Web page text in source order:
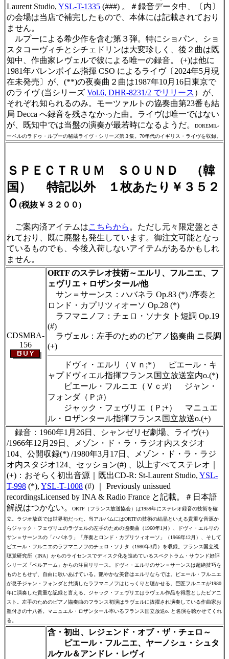
Laurent Studio, YSL-T-1335 (###) 。＃録音データ中、〔内〕
の会場は当店で補完したもので、本体には記載されており
ません。
ルプーによる希少作を含む第３弾。特にショパン、ショ
スタコーヴィチとシチェドリンは大変珍しく、後２曲は既
知中、作曲家レヴェルで彼による唯一の録音。 (+)は他に
1981年バレンボイム指揮 CSO によるライヴ〔2024年5月現
在未発売〕が、(**)の夜奏曲２曲は1987年10月16日東京で
のライヴ (当シリーズ Vol.6, DHR-8231/2 でリリース ）が、
それぞれ知られるのみ。モーツァルトの協奏曲第23番も結
局 Decca へ録音を残さなかった曲。ライヴは唯一ではない
が、既知中では当盤の演奏が最若時になるようだ。
DOREMIレ
ーベルのラドゥ・ルプーの秘蔵ライヴ・シリーズ第３集。70年代のイギリス・ライヴを収録。
ＳＰＥＣＴＲＵＭ ＳＯＵＮＤ （韓
国）
特記以外
１枚あたり￥３５２
０ (税抜￥３２００)
ご案内済アイテムはこちらから 。ただし元々限定盤とさ
れており、既に廃盤も発生しています。御注文可能となっ
ているものでも、今後入荷しないアイテムがあるかもしれ
ません。
CDSMBA-
156
ORTF のステレオ技術～エルリ、フルニエ、フ
ェヴリエ + ロザンタール/他
サン＝サーンス：ハバネラ Op.83 (*) /序奏と
ロンド・カプリツィオーソ Op.28 (*)
ラフマニノフ：チェロ・ソナタ ト短調 Op.19
(#)
ラヴェル：左手のためのピアノ協奏曲 ニ長調
(+)
ドヴィ・エルリ（Ｖｎ;*） ピエール・キ
ャプドヴィエル指揮フランス国立放送室内o.(*)
ピエール・フルニエ（Ｖｃ;#） ジャン・
フォンダ（Ｐ;#）
ジャック・フェヴリエ（Ｐ;+） マニュエ
ル・ロザンタール指揮フランス国立放送o.(+)
録音：1960年1月26日、シャンゼリゼ劇場、ライヴ(+)
/1966年12月29日、メゾン・ド・ラ・ラジオ内スタジオ
104、公開収録(*) /1980年3月17日、メゾン・ド・ラ・ラジ
オ内スタジオ124、セッション(#) 、以上すべてステレオ｜
(+)：おそらく初出音源｜既出CD-R: St-Laurent Studio, YSL-
T-998 (*), YSL-T-1008 (#) ｜ Previously unissued
recordingsLicensed by INA & Radio France と記載。＃日本語
解説はつかない。
ORTF（フランス放送協会）は1959年にステレオ録音の技術を確
立。ラジオ放送では世界初だった。当アルバムにはORTFの技術の結晶といえる貴重な音源か
らジャック・フェヴリエのラヴェルの左手のための協奏曲（1960年1月）、ドヴィ・エルリの
サン＝サーンスの「ハバネラ」「序奏とロンド・カプリツィオーソ」（1966年12月）、そして
ピエール・フルニエのラフマニノフのチェロ・ソナタ（1980年3月）を収録。フランス国立視
聴覚研究所（INA）からのライセンスでディスク化を進めているスペクトラム・サウンド好評
シリーズ「ベルアーム」からの注目リリース。ドヴィ・エルリのサン＝サーンスは超絶技巧を
ものともせず、自由に歌いあげている。艶やかな美音はエルリならでは。ピエール・フルニエ
が息子ジャン・フォンダと共演したラフマニノフはじっくりと聴かせる。巨匠フルニエが1980
年に演奏した貴重な記録と言える。ジャック・フェヴリエはラヴェル作品を得意としたピアニ
スト。左手のためのピアノ協奏曲のフランス初演はラヴェルに抜擢され演奏している作曲家お
墨付きの十八番。マニュエル・ロザンタール率いるフランス国立放送o. と名演を聴かせてくれ
る。
含・初出、レジェンド・オブ・ザ・チェロ～
ピエール・フルニエ、ヤーノシュ・シュタ
ルケル＆アンドレ・レヴィ